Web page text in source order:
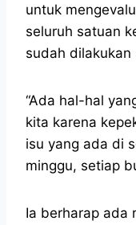
untuk
seluruh satuan
sudah
“Ada hal-hal
kita karena
isu yang ada di
minggu, setiap
Ia berharap ada